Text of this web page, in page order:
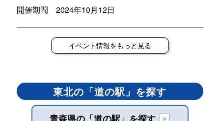
開催期間 2024年10月12日
イベント情報をもっと見る
東北の「道の駅」を探す
青森県の「道の駅」を探す